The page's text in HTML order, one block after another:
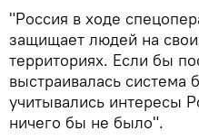
"Россия в ходе
защищает людей на
территориях. Если бы
выстраивалась система
учитывались интересы
ничего бы не было".